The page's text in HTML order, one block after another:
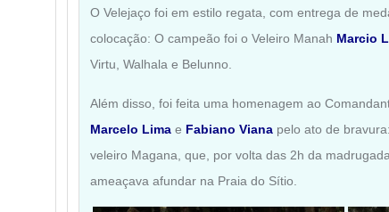
O Velejaço foi em estilo regata, com entrega de
colocação: O campeão foi o Veleiro Manah Marcio
Virtu, Walhala e Belunno.
Além disso, foi feita uma homenagem ao
Marcelo Limae Fabiano Vianapelo ato de
veleiro Magana, que, por volta das 2h da
ameaçava afundar na Praia do Sítio.